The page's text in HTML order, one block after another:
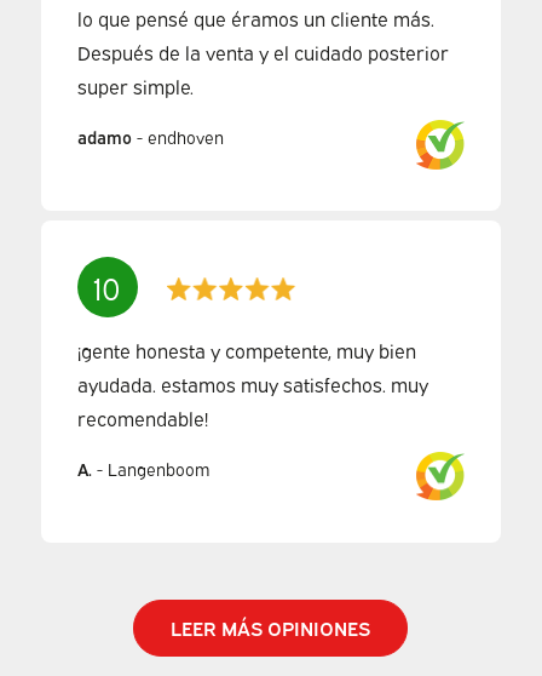
lo que pensé que éramos un cliente más.
Después de la venta y el cuidado posterior
super simple.
adamo - endhoven
10
¡gente honesta y competente, muy bien
ayudada. estamos muy satisfechos. muy
recomendable!
A. - Langenboom
LEER MÁS OPINIONES